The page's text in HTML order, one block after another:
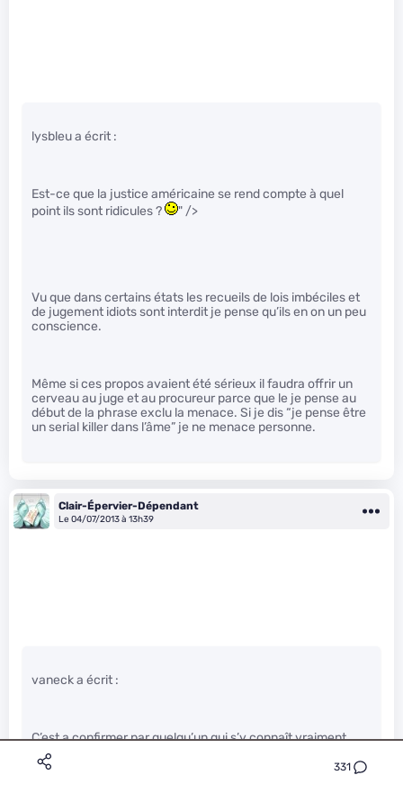
331
lysbleu a écrit :
Est-ce que la justice américaine se rend compte à quel
point ils sont ridicules ?
" />
Vu que dans certains états les recueils de lois imbéciles et
de jugement idiots sont interdit je pense qu’ils en on un peu
conscience.
Même si ces propos avaient été sérieux il faudra offrir un
cerveau au juge et au procureur parce que le je pense au
début de la phrase exclu la menace. Si je dis “je pense être
un serial killer dans l’âme” je ne menace personne.
Clair-Épervier-Dépendant
Le 04/07/2013 à 13h39
vaneck a écrit :
C’est a confirmer par quelqu’un qui s’y connaît vraiment ,
mais il me semble qu’aux etats unies, le montant de la
caution est (globalement) une estimations des frais